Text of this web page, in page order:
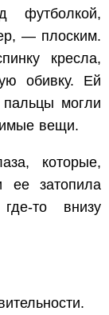
— плоским.
кресла,
обивку. Ей
пальцы могли
вещи.
которые,
ее затопила
то внизу